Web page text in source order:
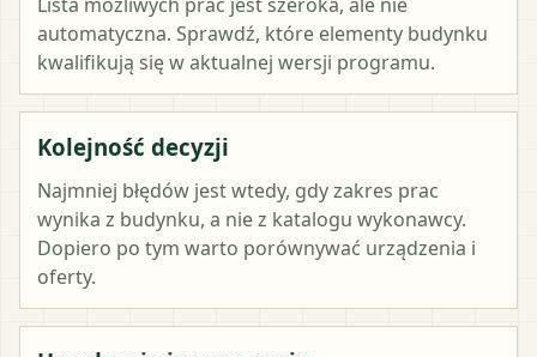
automatyczna. Sprawdź, które elementy budynku
kwalifikują się w aktualnej wersji programu.
Kolejność decyzji
Najmniej błędów jest wtedy, gdy zakres prac
wynika z budynku, a nie z katalogu wykonawcy.
Dopiero po tym warto porównywać urządzenia i
oferty.